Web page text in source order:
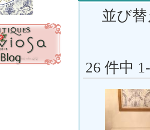
並び
26 件中